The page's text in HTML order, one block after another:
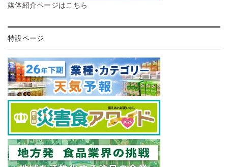
媒体紹介ページはこちら
特設ページ